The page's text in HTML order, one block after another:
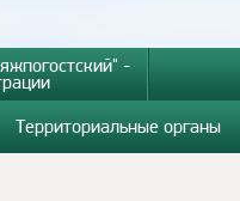
-
Территориальные органы